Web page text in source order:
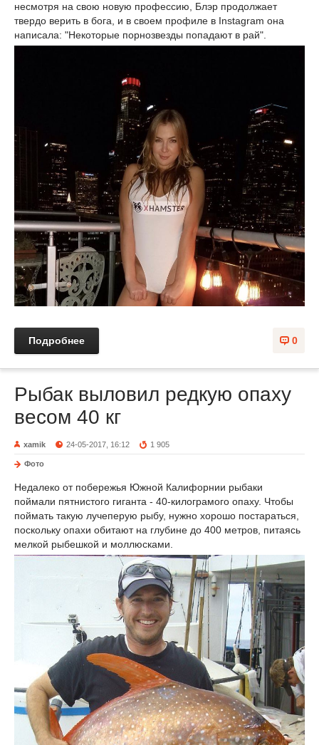
несмотря на свою новую профессию, Блэр продолжает
твердо верить в бога, и в своем профиле в Instagram она
написала: "Некоторые порнозвезды попадают в рай".
0
Подробнее
Рыбак выловил редкую опаху
весом 40 кг
xamik 24-05-2017, 16:12 1 905
Фото
Недалеко от побережья Южной Калифорнии рыбаки
поймали пятнистого гиганта - 40-килограмого опаху. Чтобы
поймать такую лучеперую рыбу, нужно хорошо постараться,
поскольку опахи обитают на глубине до 400 метров, питаясь
мелкой рыбешкой и моллюсками.